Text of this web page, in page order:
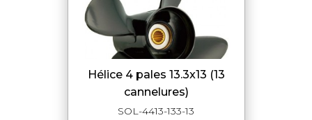
hélice 4 pales 13.3x13 (13
cannelures)
SOL-4413-133-13